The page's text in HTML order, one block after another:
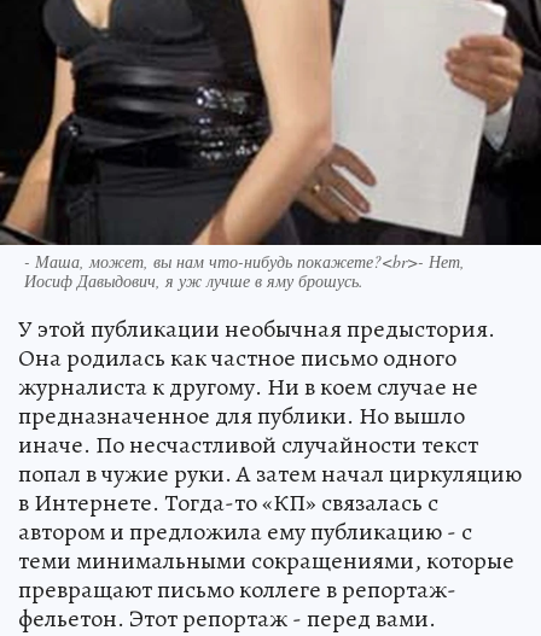
- Маша, может, вы нам что-нибудь покажете?<br>- Нет,
Иосиф Давыдович, я уж лучше в яму брошусь.
У этой публикации необычная предыстория.
Она родилась как частное письмо одного
журналиста к другому. Ни в коем случае не
предназначенное для публики. Но вышло
иначе. По несчастливой случайности текст
попал в чужие руки. А затем начал циркуляцию
в Интернете. Тогда-то «КП» связалась с
автором и предложила ему публикацию - с
теми минимальными сокращениями, которые
превращают письмо коллеге в репортаж-
фельетон. Этот репортаж - перед вами.